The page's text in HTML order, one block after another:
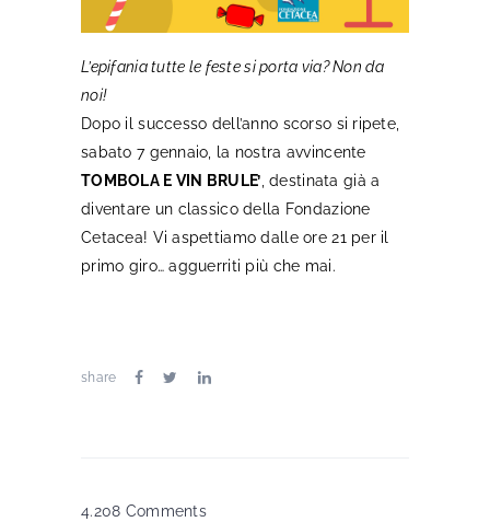
L’epifania tutte le feste si porta via? Non da
noi!
Dopo il successo dell’anno scorso si ripete,
sabato 7 gennaio, la nostra avvincente
TOMBOLA E VIN BRULE’ , destinata già a
diventare un classico della Fondazione
Cetacea! Vi aspettiamo dalle ore 21 per il
primo giro… agguerriti più che mai.
share
4.208 Comments